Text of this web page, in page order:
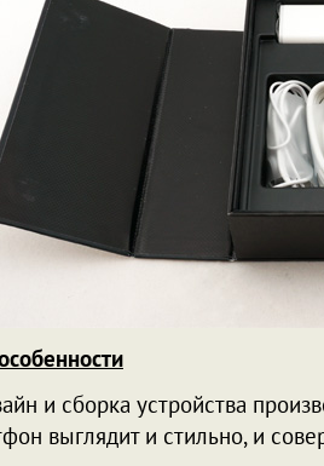
и сборка устройства
выглядит и стильно, и